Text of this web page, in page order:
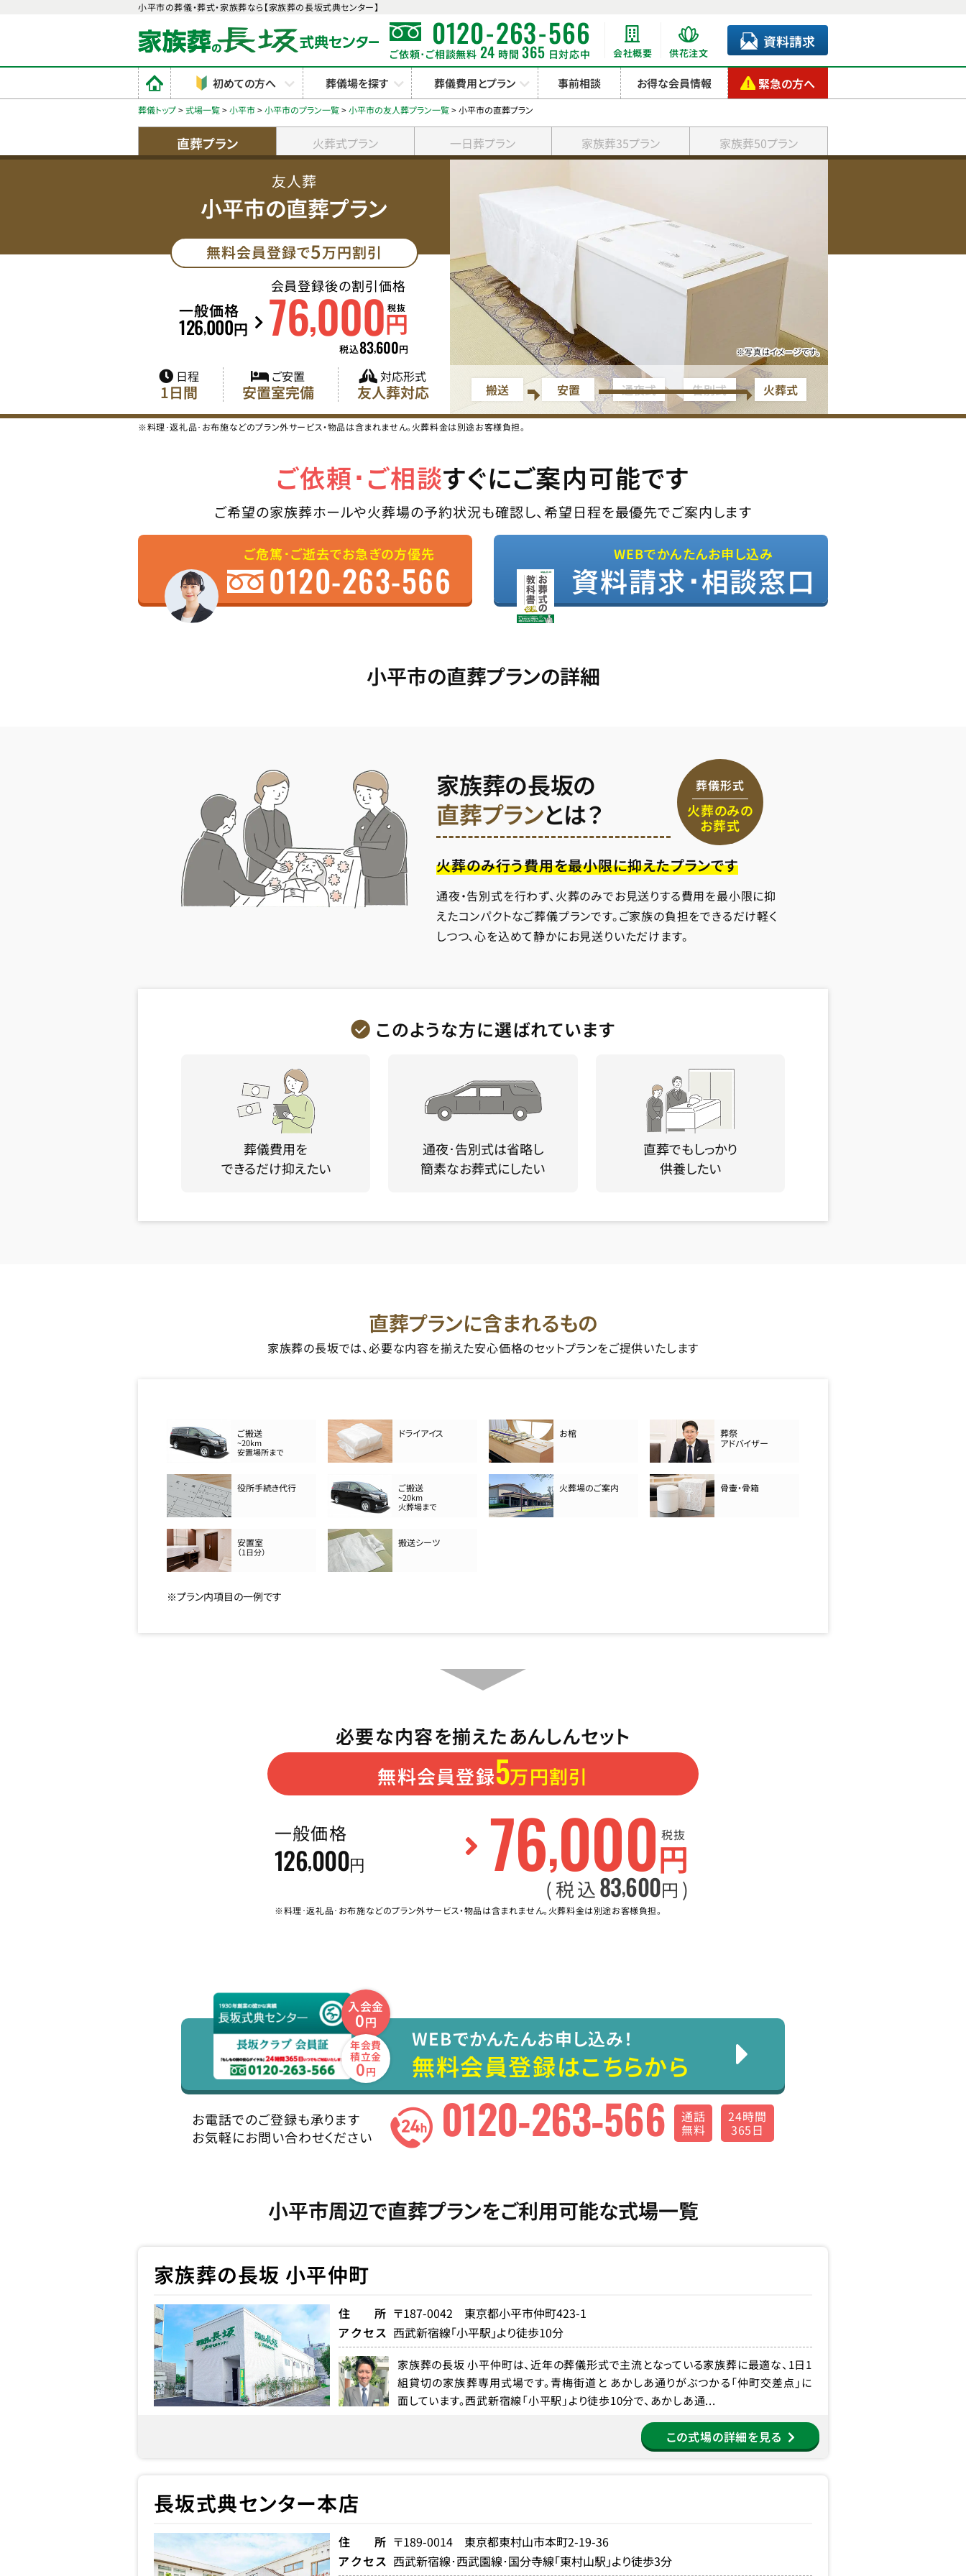
小平市の葬儀・葬式・家族葬なら【家族葬の長坂式典センター】
0120-263-566
ご依頼･ご相談無料 24 時間 365 日対応中 会社概要 供花注文
資料請求
初めての方へ 葬儀場を探す 葬儀費用とプラン 事前相談 お得な会員情報 緊急の方へ
葬儀トップ>式場一覧>小平市>小平市のプラン一覧>小平市の友人葬プラン一覧>小平市の直葬プラン
直葬プラン 火葬式プラン 一日葬プラン 家族葬35プラン 家族葬50プラン
友人葬
小平市の直葬プラン
無料会員登録で5万円割引
一般価格
126,000円
会員登録後の割引価格
76,000円
税抜
税込83,600円
日程
1日間
ご安置
安置室完備
対応形式
友人葬対応
※写真はイメージです。
搬送 安置 通夜式 告別式 火葬式
※料理･返礼品･お布施などのプラン外サービス・物品は含まれません。火葬料金は別途お客様負担。
ご依頼･ご相談すぐにご案内可能です
ご希望の家族葬ホールや火葬場の予約状況も確認し、希望日程を最優先でご案内します
ご危篤･ご逝去でお急ぎの方優先
0120-263-566
WEBでかんたんお申し込み
資料請求･相談窓口
小平市の直葬プランの詳細
家族葬の長坂の
直葬プランとは？
葬儀形式
火葬のみの
お葬式
火葬のみ行う費用を最小限に抑えたプランです
通夜・告別式を行わず、火葬のみでお見送りする費用を最小限に抑
えたコンパクトなご葬儀プランです。ご家族の負担をできるだけ軽く
しつつ、心を込めて静かにお見送りいただけます。
このような方に選ばれています
葬儀費用を
できるだけ抑えたい
通夜･告別式は省略し
簡素なお葬式にしたい
直葬でもしっかり
供養したい
直葬プランに含まれるもの
家族葬の長坂では、必要な内容を揃えた安心価格のセットプランをご提供いたします
ご搬送
~20km
安置場所まで
ドライアイス お棺
葬祭
アドバイザー
役所手続き代行 ご搬送
~20km
火葬場まで
火葬場のご案内 骨壷・骨箱
安置室
（1日分）
搬送シーツ
※プラン内項目の一例です
必要な内容を揃えたあんしんセット
無料会員登録5万円割引
一般価格
126,000円 76,000円
税抜
(税込83,600円 )
※料理･返礼品･お布施などのプラン外サービス・物品は含まれません。火葬料金は別途お客様負担。
入会金
0円
年会費
積立金
0円
WEBでかんたんお申し込み！
無料会員登録はこちらから
お電話でのご登録も承ります
お気軽にお問い合わせください
0120-263-566 通話
無料
24時間
365日
小平市周辺で直葬プランをご利用可能な式場一覧
家族葬の長坂 小平仲町
住所 〒187-0042 東京都小平市仲町423-1
アクセス 西武新宿線「小平駅」より徒歩10分
家族葬の長坂 小平仲町は、近年の葬儀形式で主流となっている家族葬に最適な、1日1
組貸切の家族葬専用式場です。青梅街道と あかしあ通りがぶつかる「仲町交差点」に
面しています。西武新宿線「小平駅」より徒歩10分で、あかしあ通...
この式場の詳細を見る
長坂式典センター本店
住所 〒189-0014 東京都東村山市本町2-19-36
アクセス 西武新宿線･西武園線･国分寺線「東村山駅」より徒歩3分